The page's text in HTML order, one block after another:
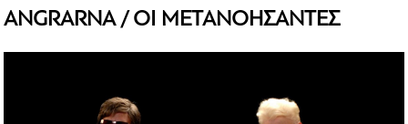
ANGRARNA / ΟΙ ΜΕΤΑΝΟΗΣΑΝΤΕΣ